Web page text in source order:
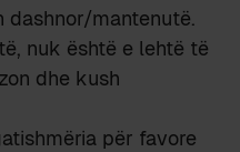
dashnor/mantenutë.
nuk është e lehtë të
dhe kush
për favore